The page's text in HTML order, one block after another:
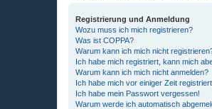
Registrierung und Anmeldung
Wozu muss ich mich registrieren?
Was ist COPPA?
Warum kann ich mich nicht
Ich habe mich registriert, kann mich
Warum kann ich mich nicht anmelden?
Ich habe mich vor einiger Zeit
Ich habe mein Passwort vergessen!
Warum werde ich automatisch